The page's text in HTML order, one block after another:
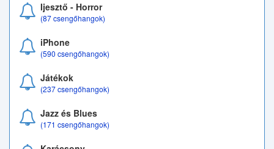
Ijesztő - Horror
(87 csengőhangok)
iPhone
(590 csengőhangok)
Játékok
(237 csengőhangok)
Jazz és Blues
(171 csengőhangok)